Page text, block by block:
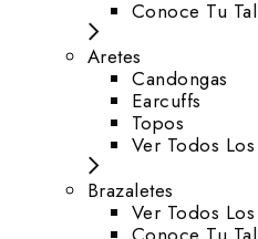
Conoce Tu
Aretes
⁠Candongas
Earcuffs
Topos
Ver Todos
Brazaletes
Ver Todos